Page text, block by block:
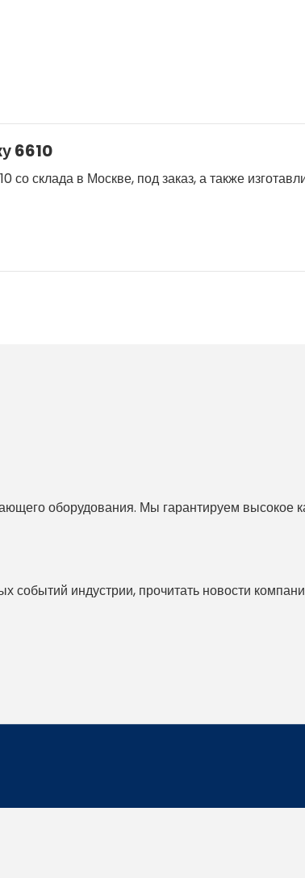
6610
склада в Москве, под заказ, а также
оборудования. Мы гарантируем высокое
событий индустрии, прочитать новости